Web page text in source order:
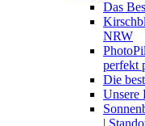
Das
NRW
perfekt
Die
Unsere
|